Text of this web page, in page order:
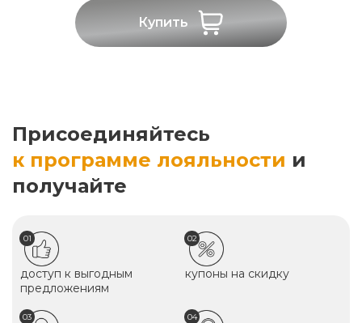
Купить
Присоединяйтесь
к программе лояльности и
получайте
01
доступ к выгодным
предложениям
02
купоны на скидку
03 04